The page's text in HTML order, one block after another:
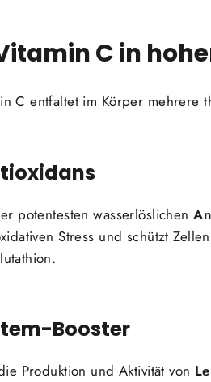
C in
C entfaltet im Körper mehrere
potentesten wasserlöslichen
Stress und schützt
Booster
Produktion und Aktivität von